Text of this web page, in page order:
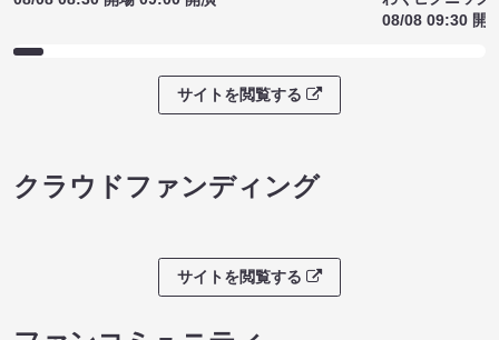
08/08 09:30 開
サイトを閲覧する
クラウドファンディング
サイトを閲覧する